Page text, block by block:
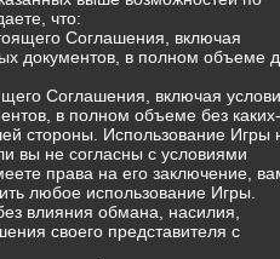
что:
Соглашения, включая
документов, в полном объеме
Соглашения, включая
в полном объеме без каких-
стороны. Использование Игры
вы не согласны с условиями
права на его заключение,
любое использование Игры.
влияния обмана, насилия,
своего представителя с